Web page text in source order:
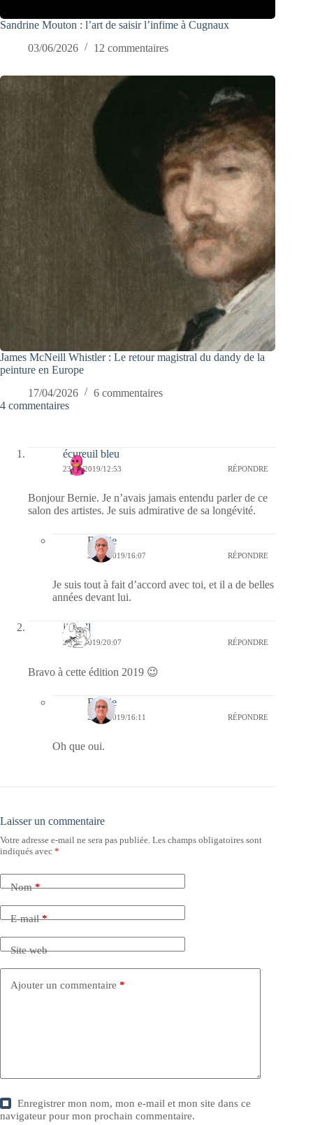
Sandrine Mouton : l’art de saisir l’infime à Cugnaux
03/06/2026
12 commentaires
James McNeill Whistler : Le retour magistral du dandy de la
peinture en Europe
17/04/2026
6 commentaires
4 commentaires
écureuil bleu
23/02/2019/12:53 RÉPONDRE
Bonjour Bernie. Je n’avais jamais entendu parler de ce
salon des artistes. Je suis admirative de sa longévité.
Bernie
23/02/2019/16:07 RÉPONDRE
Je suis tout à fait d’accord avec toi, et il a de belles
années devant lui.
jill bill
22/02/2019/20:07 RÉPONDRE
Bravo à cette édition 2019 😉
Bernie
23/02/2019/16:11 RÉPONDRE
Oh que oui.
Laisser un commentaire
Votre adresse e-mail ne sera pas publiée. Les champs obligatoires sont
indiqués avec *
Nom*
E-mail*
Site web
Ajouter un commentaire *
Enregistrer mon nom, mon e-mail et mon site dans ce
navigateur pour mon prochain commentaire.